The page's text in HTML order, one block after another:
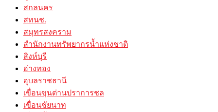
สกลนคร
สทนช.
สมุทรสงคราม
สำนักงานทรัพยากรน้ำแห่งชาติ
สิงห์บุรี
อ่างทอง
อุบลราชธานี
เขื่อนขุนด่านปราการชล
เขื่อนชัยนาท